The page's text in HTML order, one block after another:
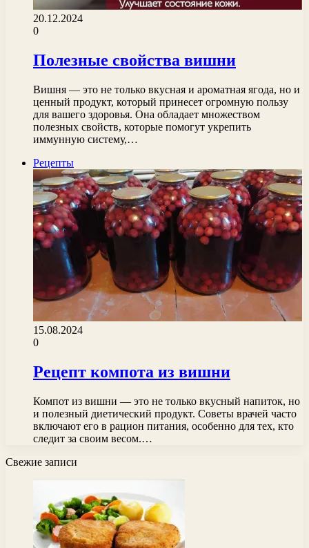
20.12.2024
0
Полезные свойства вишни
Вишня — это не только вкусная и ароматная ягода, но и
ценный продукт, который принесет огромную пользу
для вашего здоровья. Она обладает множеством
полезных свойств, которые помогут укрепить
иммунную систему,…
Рецепты
15.08.2024
0
Рецепт компота из вишни
Компот из вишни — это не только вкусный напиток, но
и полезный диетический продукт. Советы врачей часто
включают его в рацион питания, особенно для тех, кто
следит за своим весом.…
Свежие записи